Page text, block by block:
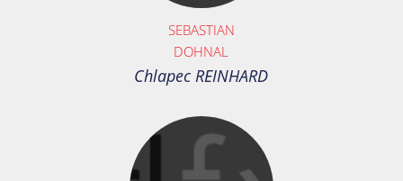
SEBASTIAN
DOHNAL
Chlapec REINHARD